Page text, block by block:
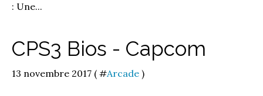
: Une...
CPS3 Bios - Capcom
13 novembre 2017 ( #Arcade )